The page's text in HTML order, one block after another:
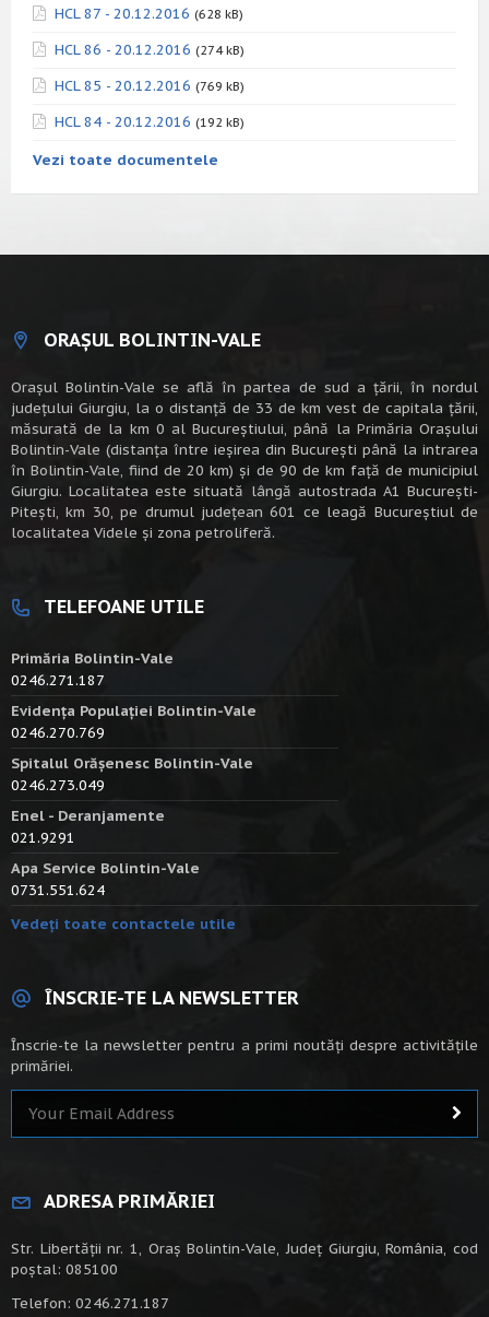
HCL 87 - 20.12.2016 (628 kB)
HCL 86 - 20.12.2016 (274 kB)
HCL 85 - 20.12.2016 (769 kB)
HCL 84 - 20.12.2016 (192 kB)
Vezi toate documentele
ORAȘUL BOLINTIN-VALE
Oraşul Bolintin-Vale se află în partea de sud a ţării, în nordul
judeţului Giurgiu, la o distanţă de 33 de km vest de capitala țării,
măsurată de la km 0 al Bucureștiului, până la Primăria Orașului
Bolintin-Vale (distanța între ieșirea din București până la intrarea
în Bolintin-Vale, fiind de 20 km) şi de 90 de km faţă de municipiul
Giurgiu. Localitatea este situată lângă autostrada A1 Bucureşti-
Piteşti, km 30, pe drumul judeţean 601 ce leagă Bucureştiul de
localitatea Videle şi zona petroliferă.
TELEFOANE UTILE
Primăria Bolintin-Vale
0246.271.187
Evidența Populației Bolintin-Vale
0246.270.769
Spitalul Orășenesc Bolintin-Vale
0246.273.049
Enel - Deranjamente
021.9291
Apa Service Bolintin-Vale
0731.551.624
Vedeți toate contactele utile
ÎNSCRIE-TE LA NEWSLETTER
Înscrie-te la newsletter pentru a primi noutăți despre activitățile
primăriei.
ADRESA PRIMĂRIEI
Str. Libertății nr. 1, Oraș Bolintin-Vale, Județ Giurgiu, România, cod
poștal: 085100
Telefon: 0246.271.187